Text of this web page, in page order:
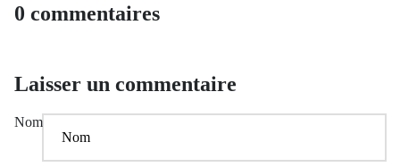
0 commentaires
Laisser un commentaire
Nom